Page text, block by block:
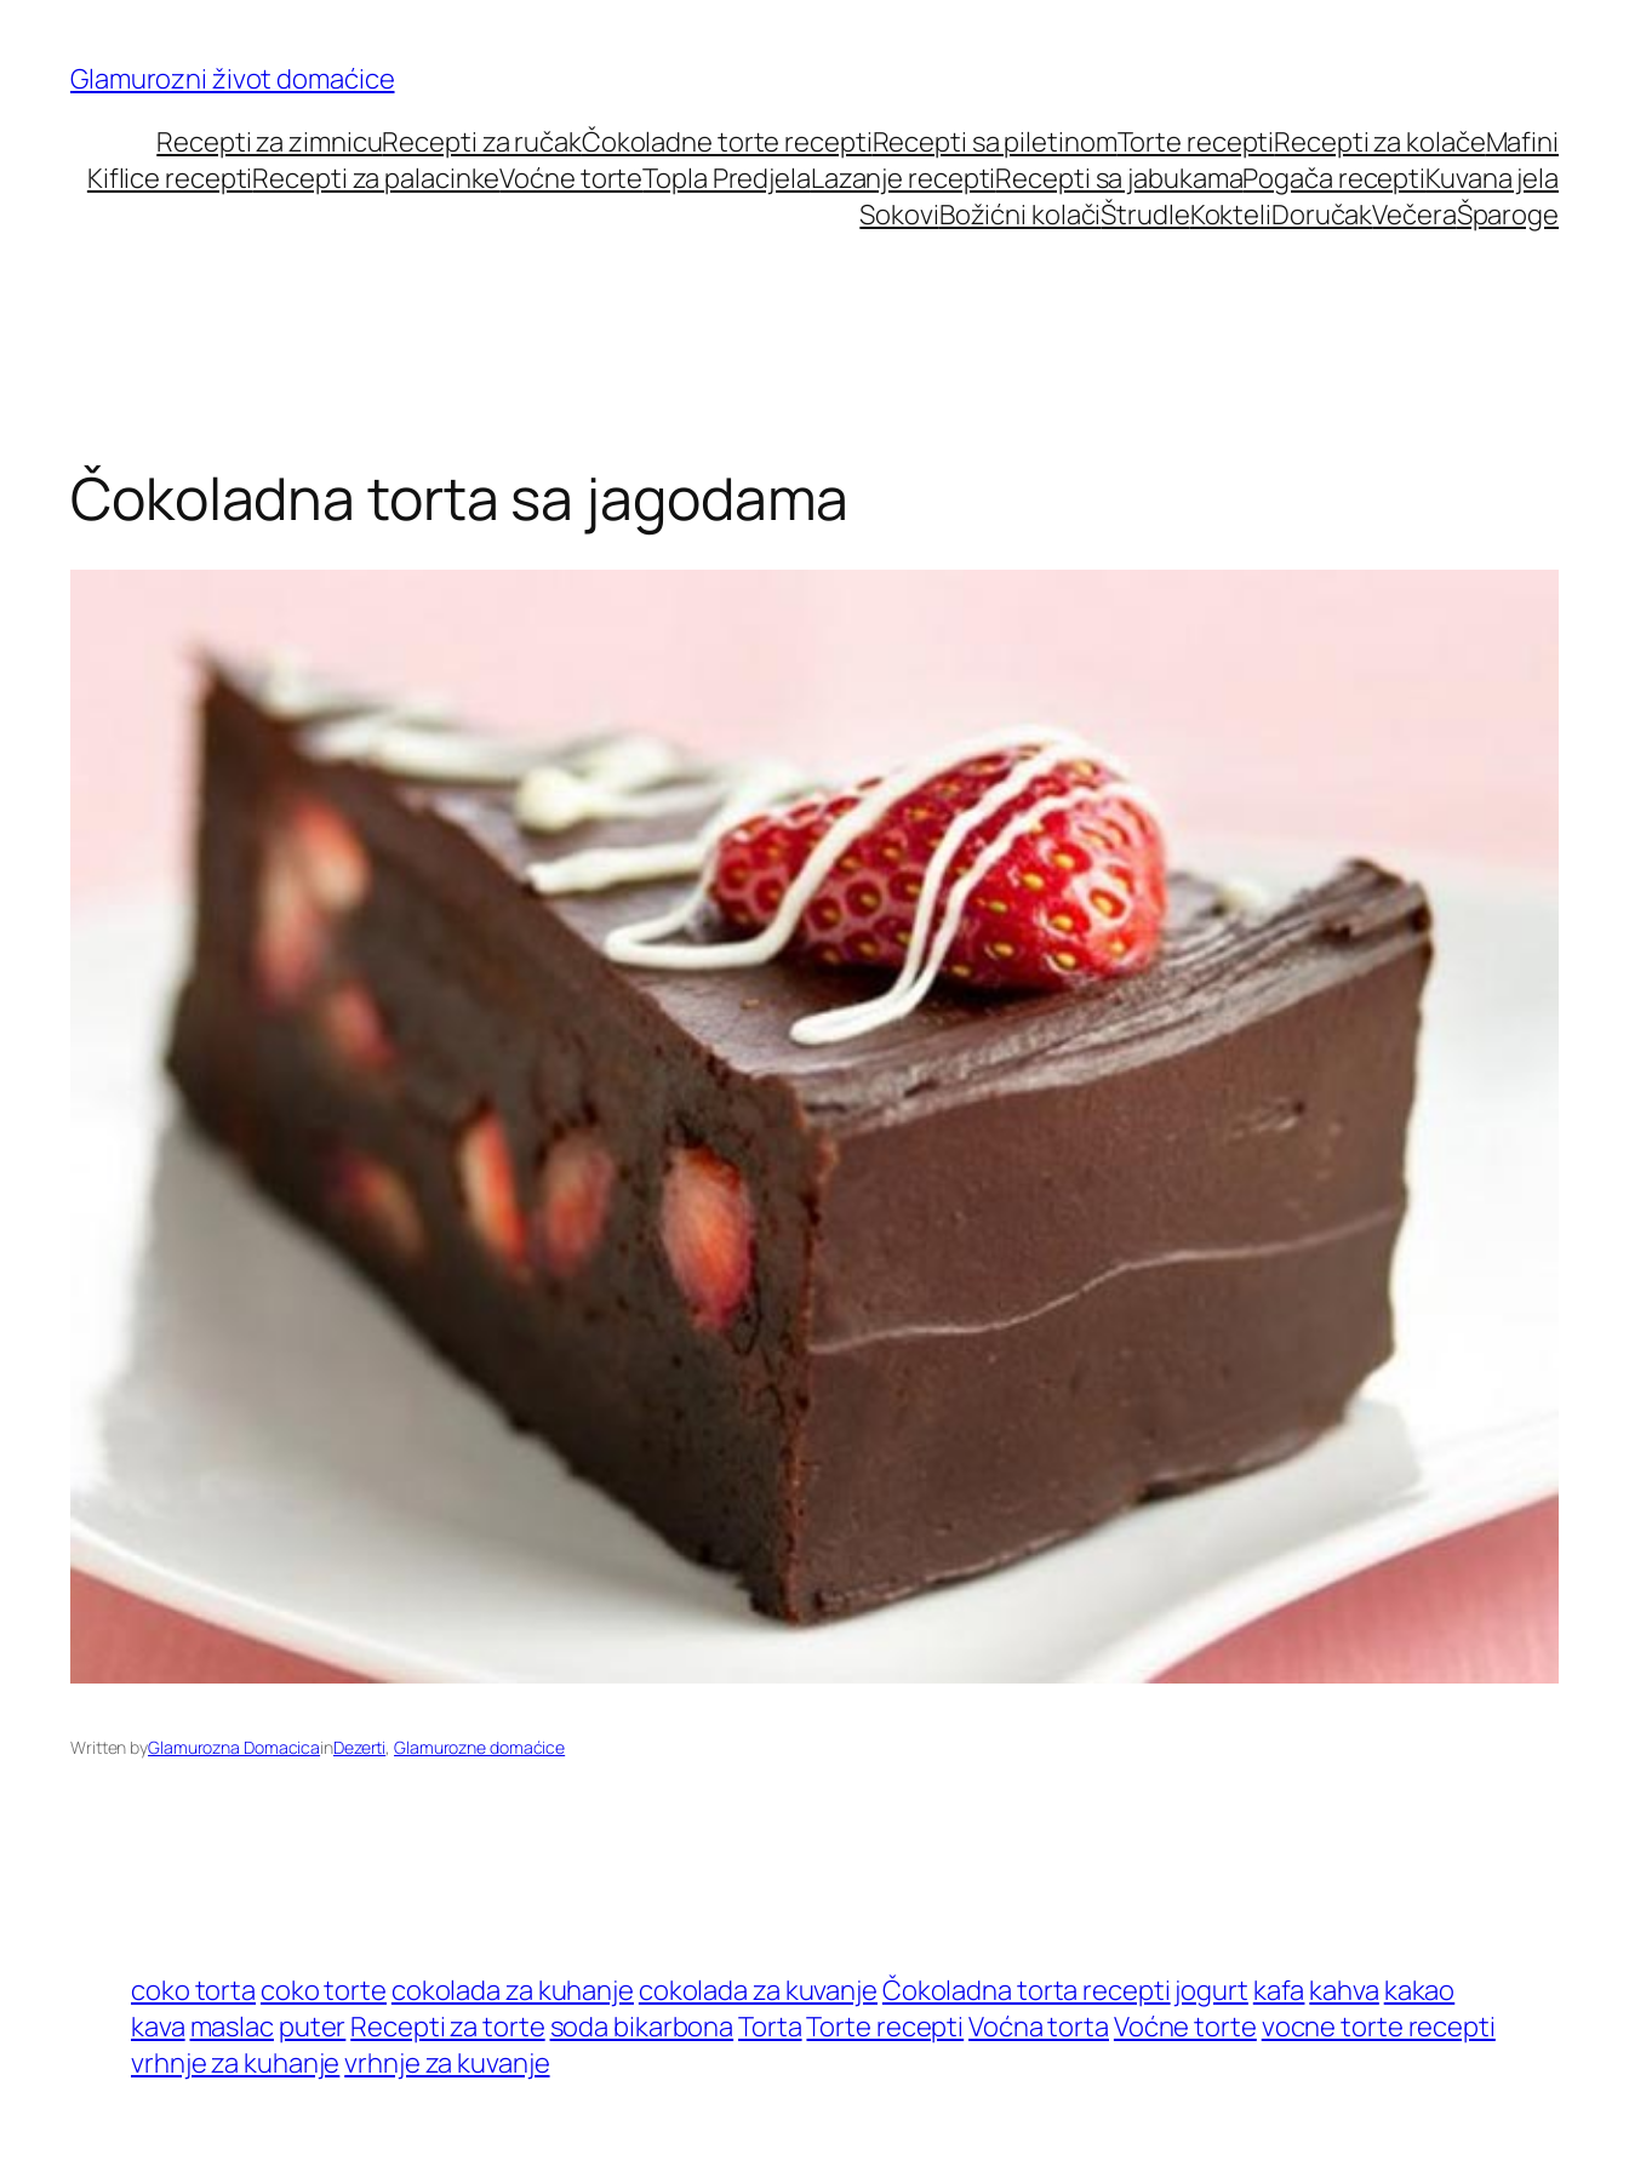
content
Glamurozni život domaćice
Recepti za zimnicuRecepti za ručakČokoladne torte receptiRecepti sa piletinomTorte receptiRecepti za kolačeMafini
Kiflice receptiRecepti za palacinkeVoćne torteTopla PredjelaLazanje receptiRecepti sa jabukamaPogača receptiKuvana jela
SokoviBožićni kolačiŠtrudleKokteliDoručakVečeraŠparoge
Čokoladna torta sa jagodama
Written byGlamurozna DomacicainDezerti, Glamurozne domaćice
coko torta coko torte cokolada za kuhanje cokolada za kuvanjeČokoladna torta recepti jogurt kafa kahva kakao
kava maslac puterRecepti za torte soda bikarbonaTortaTorte recepti Voćna tortaVoćne tortevocne torte recepti
vrhnje za kuhanjevrhnje za kuvanje